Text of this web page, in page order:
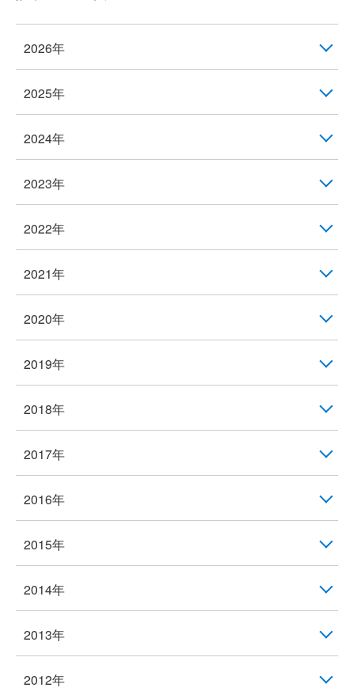
2026年
2025年
2024年
2023年
2022年
2021年
2020年
2019年
2018年
2017年
2016年
2015年
2014年
2013年
2012年